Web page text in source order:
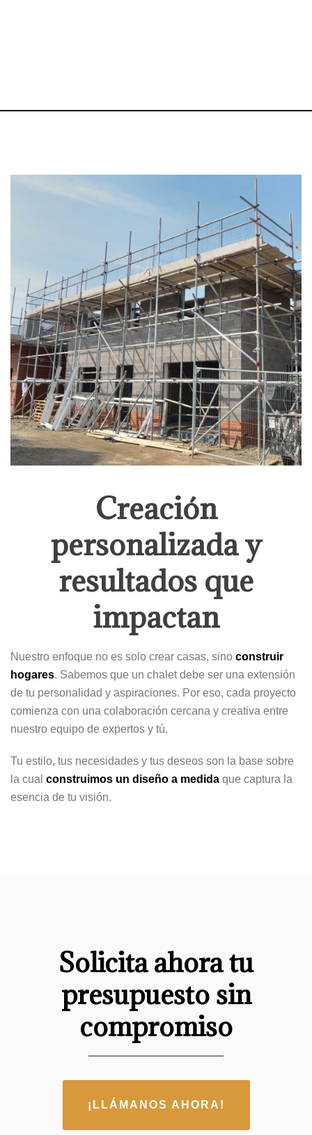
Creación
personalizada y
resultados que
impactan
Nuestro enfoque no es solo crear casas, sino construir
hogares. Sabemos que un chalet debe ser una extensión
de tu personalidad y aspiraciones. Por eso, cada proyecto
comienza con una colaboración cercana y creativa entre
nuestro equipo de expertos y tú.
Tu estilo, tus necesidades y tus deseos son la base sobre
la cual construimos un diseño a medida que captura la
esencia de tu visión.
Solicita ahora tu
presupuesto sin
compromiso
¡LLÁMANOS AHORA!